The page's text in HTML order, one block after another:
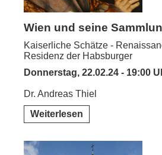
Wien und seine
Kaiserliche Schätze -
Residenz der Habsburger
Donnerstag, 22.02.24 - 19:00
Dr. Andreas Thiel
Weiterlesen